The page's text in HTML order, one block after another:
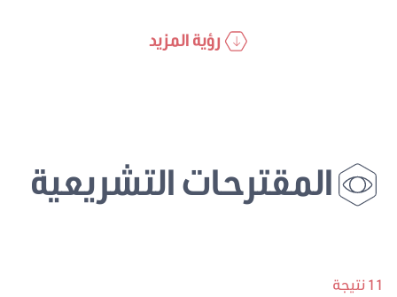
رؤية المزيد
المقترحات التشريعية
11 نتيجة